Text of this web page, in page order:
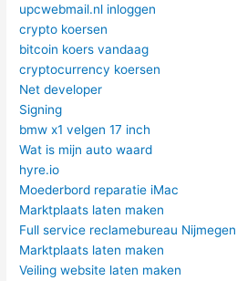
upcwebmail.nl inloggen
crypto koersen
bitcoin koers vandaag
cryptocurrency koersen
Net developer
Signing
bmw x1 velgen 17 inch
Wat is mijn auto waard
hyre.io
Moederbord reparatie iMac
Marktplaats laten maken
Full service reclamebureau Nijmegen
Marktplaats laten maken
Veiling website laten maken